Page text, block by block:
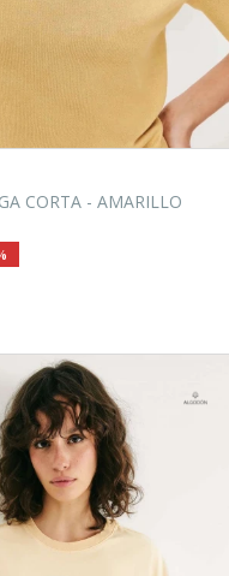
CORTA - AMARILLO